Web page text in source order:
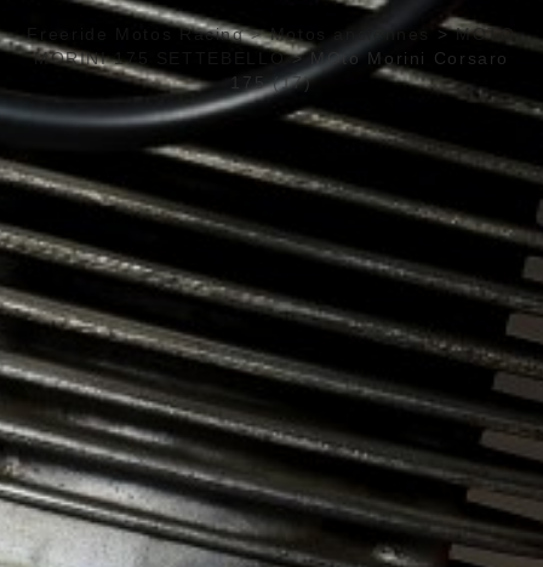
Freeride Motos Racing>Motos anciennes >MOTO
MORINI 175 SETTEBELLO> MOto Morini Corsaro
175 (17)